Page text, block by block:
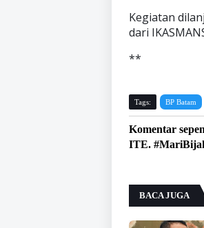
Kegiatan
dari
**
Tags: BP Batam
Komentar
ITE.
BACA JUGA